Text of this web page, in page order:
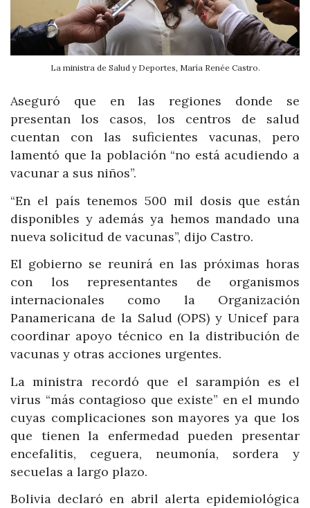
La ministra de Salud y Deportes, María Renée Castro.
Aseguró que en las regiones donde se
presentan los casos, los centros de salud
cuentan con las suficientes vacunas, pero
lamentó que la población “no está acudiendo a
vacunar a sus niños”.
“En el país tenemos 500 mil dosis que están
disponibles y además ya hemos mandado una
nueva solicitud de vacunas”, dijo Castro.
El gobierno se reunirá en las próximas horas
con los representantes de organismos
internacionales como la Organización
Panamericana de la Salud (OPS) y Unicef para
coordinar apoyo técnico en la distribución de
vacunas y otras acciones urgentes.
La ministra recordó que el sarampión es el
virus “más contagioso que existe” en el mundo
cuyas complicaciones son mayores ya que los
que tienen la enfermedad pueden presentar
encefalitis, ceguera, neumonía, sordera y
secuelas a largo plazo.
Bolivia declaró en abril alerta epidemiológica